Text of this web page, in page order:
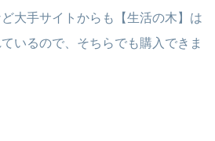
大手サイトからも【生活の木】は
いるので、そちらでも購入できま